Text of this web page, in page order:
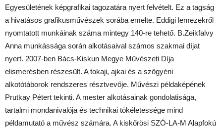
Egyesületének képgrafikai tagozatára nyert felvételt. Ez a tagság
a hivatásos grafikusművészek sorába emelte. Eddigi lemezekről
nyomtatott munkáinak száma mintegy 140-re tehető. B.Zeikfalvy
Anna munkássága során alkotásaival számos szakmai díjat
nyert. 2007-ben Bács-Kiskun Megye Művészeti Díja
elismerésben részesült. A tokaji, ajkai és a szőgyéni
alkotótáborok rendszeres résztvevője. Művészi példaképének
Prutkay Pétert tekinti. A mester alkotásainak gondolatisága,
tartalmi mondanivalója és technikai tökéletessége mind
példamutató a művész számára. A kiskőrösi SZÓ-LA-M Alapfokú